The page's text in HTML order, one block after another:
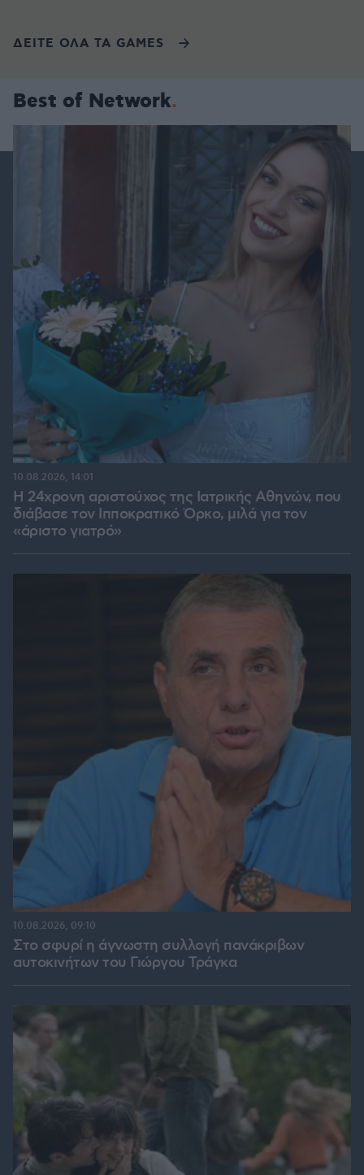
ΔΕΙΤΕ ΟΛΑ ΤΑ GAMES
Best of Network
Η 24χρονη αριστούχος της Ιατρικής Αθηνών, που
διάβασε τον Ιπποκρατικό Όρκο, μιλά για τον
«άριστο γιατρό»
10.08.2026, 14:01
Στο σφυρί η άγνωστη συλλογή πανάκριβων
αυτοκινήτων του Γιώργου Τράγκα
10.08.2026, 09:10